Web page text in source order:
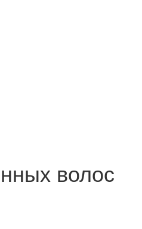
волос